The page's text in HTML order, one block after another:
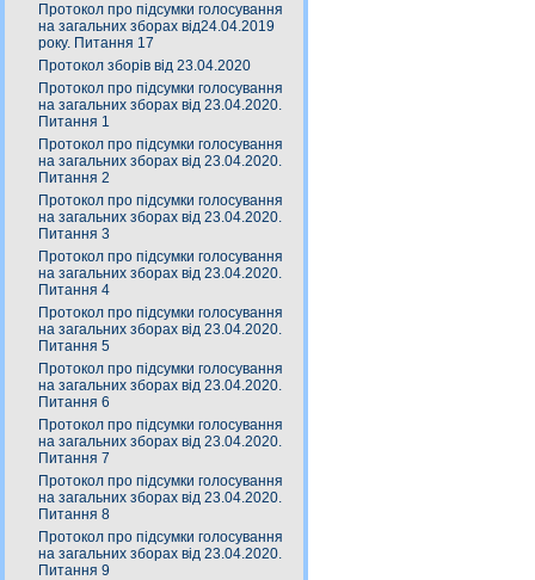
Протокол про підсумки голосування
на загальних зборах від24.04.2019
року. Питання 17
Протокол зборів від 23.04.2020
Протокол про підсумки голосування
на загальних зборах від 23.04.2020.
Питання 1
Протокол про підсумки голосування
на загальних зборах від 23.04.2020.
Питання 2
Протокол про підсумки голосування
на загальних зборах від 23.04.2020.
Питання 3
Протокол про підсумки голосування
на загальних зборах від 23.04.2020.
Питання 4
Протокол про підсумки голосування
на загальних зборах від 23.04.2020.
Питання 5
Протокол про підсумки голосування
на загальних зборах від 23.04.2020.
Питання 6
Протокол про підсумки голосування
на загальних зборах від 23.04.2020.
Питання 7
Протокол про підсумки голосування
на загальних зборах від 23.04.2020.
Питання 8
Протокол про підсумки голосування
на загальних зборах від 23.04.2020.
Питання 9